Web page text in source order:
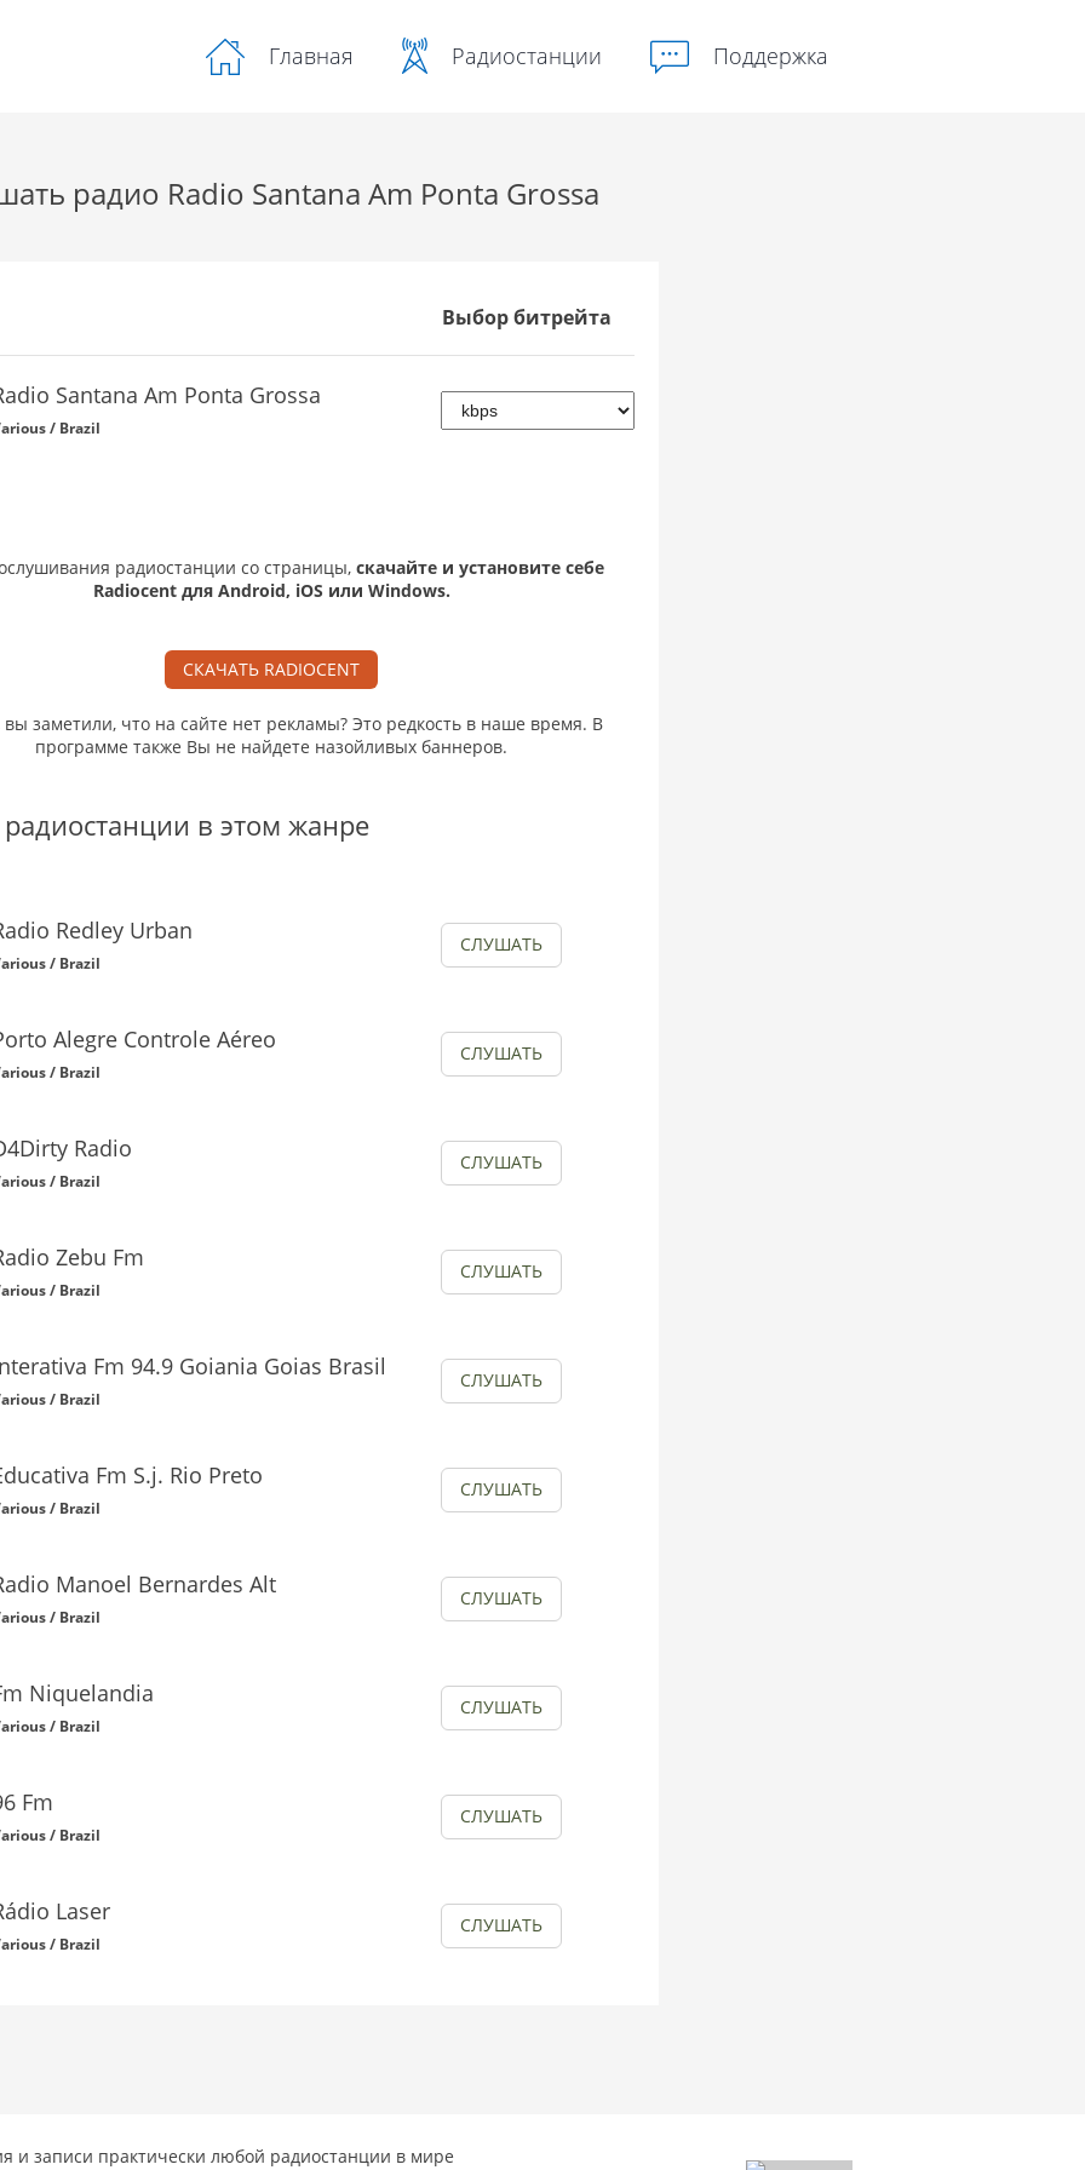
Главная Радиостанции Поддержка
радио Radio Santana Am Ponta Grossa
Выбор битрейта
Santana Am Ponta Grossa
/ Brazil
радиостанции со страницы, скачайте и установите себе
Radiocent для Android, iOS или Windows.
СКАЧАТЬ RADIOCENT
вы заметили, что на сайте нет рекламы? Это редкость в наше время. В
программе также Вы не найдете назойливых баннеров.
в этом жанре
Redley Urban
/ Brazil
СЛУШАТЬ
Alegre Controle Aéreo
/ Brazil
СЛУШАТЬ
Radio
/ Brazil
СЛУШАТЬ
Zebu Fm
/ Brazil
СЛУШАТЬ
Fm 94.9 Goiania Goias Brasil
/ Brazil
СЛУШАТЬ
Fm S.j. Rio Preto
/ Brazil
СЛУШАТЬ
Manoel Bernardes Alt
/ Brazil
СЛУШАТЬ
Niquelandia
/ Brazil
СЛУШАТЬ
Fm
/ Brazil
СЛУШАТЬ
Laser
/ Brazil
СЛУШАТЬ
и записи практически любой радиостанции в мире